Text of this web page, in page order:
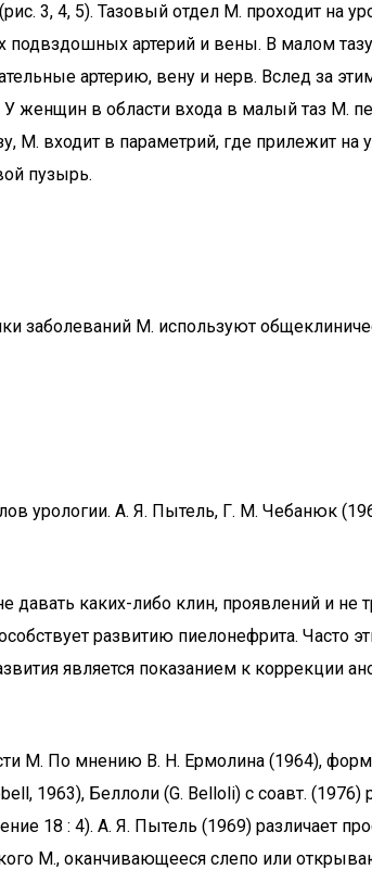
3, 4, 5). Тазовый отдел М. проходит на
артерий и вены. В малом
артерию, вену и нерв. Вслед за
в области входа в малый таз М.
входит в параметрий, где прилежит на
пузырь.
заболеваний М. используют
урологии. А. Я. Пытель, Г. М. Чебанюк
каких-либо клин, проявлений и не
развитию пиелонефрита. Часто
является показанием к
М. По мнению В. Н. Ермолина (1964),
1963), Беллоли (G. Belloli) с соавт.
18 : 4). А. Я. Пытель (1969) различает
М., оканчивающееся слепо или